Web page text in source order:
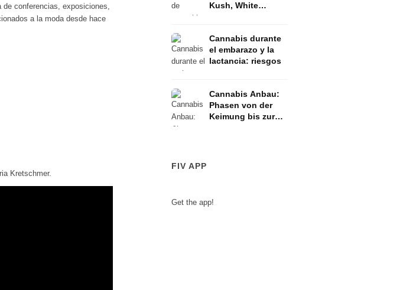
conferencias, exposiciones,
a la moda desde hace
Kretschmer.
Kush, White
Cannabis durante
el embarazo y la
lactancia: riesgos
Cannabis Anbau:
Phasen von der
Keimung bis zur
FIV APP
Get the app!